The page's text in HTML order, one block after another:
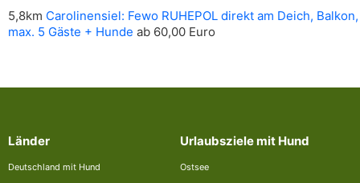
5,8km Carolinensiel: Fewo RUHEPOL direkt am Deich, Balkon,
max. 5 Gäste + Hunde ab 60,00 Euro
Länder
Deutschland mit Hund
Urlaubsziele mit Hund
Ostsee